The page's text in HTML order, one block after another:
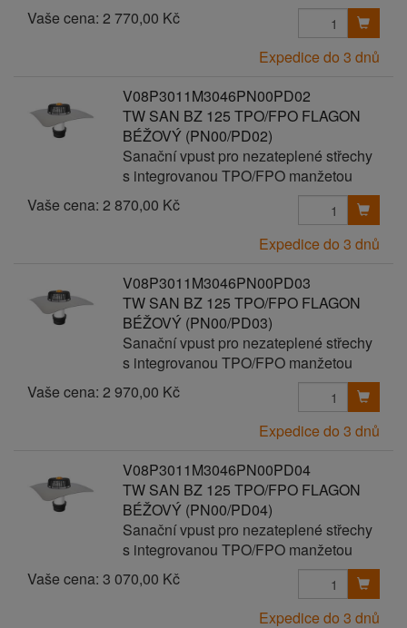
Vaše cena: 2 770,00 Kč
Expedice do 3 dnů
V08P3011M3046PN00PD02
TW SAN BZ 125 TPO/FPO FLAGON
BÉŽOVÝ (PN00/PD02)
Sanační vpust pro nezateplené střechy
s integrovanou TPO/FPO manžetou
Vaše cena: 2 870,00 Kč
Expedice do 3 dnů
V08P3011M3046PN00PD03
TW SAN BZ 125 TPO/FPO FLAGON
BÉŽOVÝ (PN00/PD03)
Sanační vpust pro nezateplené střechy
s integrovanou TPO/FPO manžetou
Vaše cena: 2 970,00 Kč
Expedice do 3 dnů
V08P3011M3046PN00PD04
TW SAN BZ 125 TPO/FPO FLAGON
BÉŽOVÝ (PN00/PD04)
Sanační vpust pro nezateplené střechy
s integrovanou TPO/FPO manžetou
Vaše cena: 3 070,00 Kč
Expedice do 3 dnů